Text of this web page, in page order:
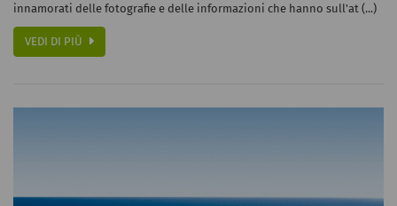
innamorati delle fotografie e delle informazioni che hanno sull'at (...)
VEDI DI PIÙ